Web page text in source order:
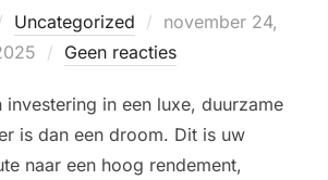
Uncategorized
Geplaatst
op
november 24,
Geen reacties
investering in een luxe, duurzame
is dan een droom. Dit is uw
naar een hoog rendement,